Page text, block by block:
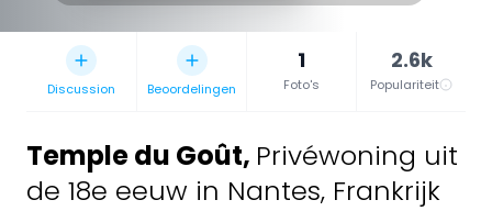
Discussion Beoordelingen
1
Foto's
2.6k
Populariteit
Temple du Goût, Privéwoning uit
de 18e eeuw in Nantes, Frankrijk